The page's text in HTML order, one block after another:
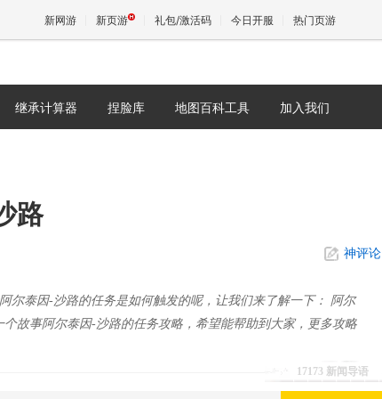
新网游 新页游 礼包/激活码 今日开服 热门页游
魔兽
继承计算器 捏脸库 地图百科工具 加入我们
路
神评论
17173 新闻导语
尔泰因-沙路的任务是如何触发的呢，让我们来了解一下： 阿尔
故事阿尔泰因-沙路的任务攻略，希望能帮助到大家，更多攻略